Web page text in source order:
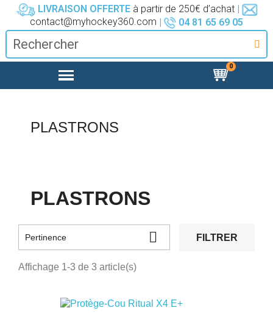
LIVRAISON OFFERTEà partir de 250€ d’achat
contact@myhockey360.com | 04 81 65 69 05
PLASTRONS
PLASTRONS
Pertinence  FILTRER
Affichage 1-3 de 3 article(s)